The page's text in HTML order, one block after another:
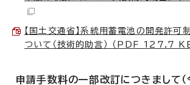
【国土交通省】系統用蓄電池の開発許可
ついて（技術的助言） （PDF 127.7 KB
申請手数料の一部改訂につきまして